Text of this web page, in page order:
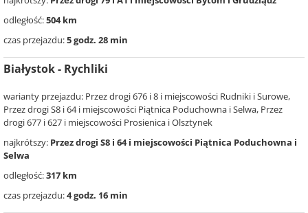
odległość:504 km
czas przejazdu:5 godz. 28 min
Białystok - Rychliki
warianty przejazdu: Przez drogi 676 i 8 i miejscowości Rudniki i Surowe,
Przez drogi S8 i 64 i miejscowości Piątnica Poduchowna i Selwa, Przez
drogi 677 i 627 i miejscowości Prosienica i Olsztynek
najkrótszy: Przez drogi S8 i 64 i miejscowości Piątnica Poduchowna i
Selwa
odległość:317 km
czas przejazdu:4 godz. 16 min